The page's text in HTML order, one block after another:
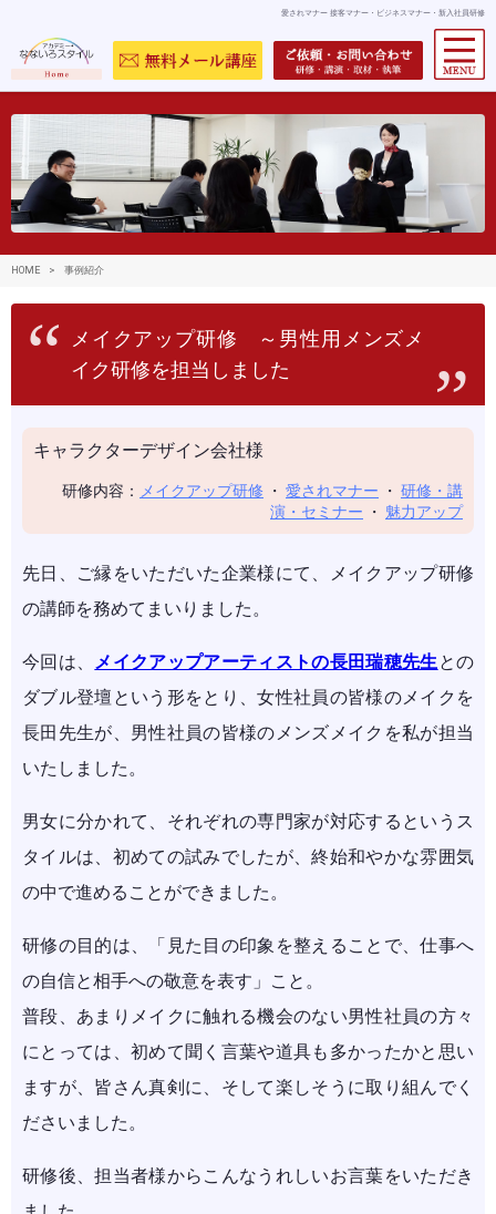
愛されマナー 接客マナー・ビジネスマナー・新入社員研修
HOME > 事例紹介
メイクアップ研修 ～男性用メンズメ
イク研修を担当しました
キャラクターデザイン会社様
研修内容： メイクアップ研修 ・ 愛されマナー ・ 研修・講
演・セミナー ・ 魅力アップ
先日、ご縁をいただいた企業様にて、メイクアップ研修
の講師を務めてまいりました。
今回は、 メイクアップアーティストの長田瑞穂先生との
ダブル登壇という形をとり、女性社員の皆様のメイクを
長田先生が、男性社員の皆様のメンズメイクを私が担当
いたしました。
男女に分かれて、それぞれの専門家が対応するというス
タイルは、初めての試みでしたが、終始和やかな雰囲気
の中で進めることができました。
研修の目的は、「見た目の印象を整えることで、仕事へ
の自信と相手への敬意を表す」こと。
普段、あまりメイクに触れる機会のない男性社員の方々
にとっては、初めて聞く言葉や道具も多かったかと思い
ますが、皆さん真剣に、そして楽しそうに取り組んでく
ださいました。
研修後、担当者様からこんなうれしいお言葉をいただき